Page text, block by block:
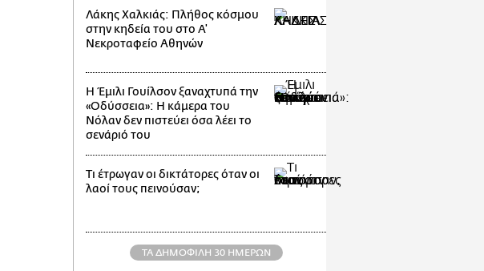
Λάκης Χαλκιάς: Πλήθος κόσμου
στην κηδεία του στο Α'
Νεκροταφείο Αθηνών
Η Έμιλι Γουίλσον ξαναχτυπά την
«Οδύσσεια»: Η κάμερα του
Νόλαν δεν πιστεύει όσα λέει το
σενάριό του
Τι έτρωγαν οι δικτάτορες όταν οι
λαοί τους πεινούσαν;
ΤΑ ΔΗΜΟΦΙΛΗ 30 ΗΜΕΡΩΝ